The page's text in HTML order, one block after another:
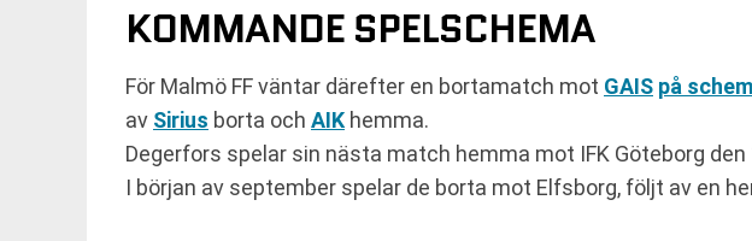
KOMMANDE SPELSCHEMA
För Malmö FF väntar därefter en bortamatch mot GAIS på
av Sirius borta och AIK hemma.
Degerfors spelar sin nästa match hemma mot IFK Göteborg
I början av september spelar de borta mot Elfsborg, följt av en